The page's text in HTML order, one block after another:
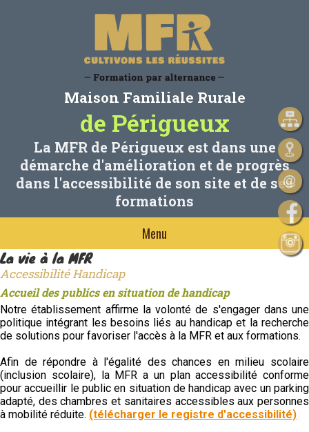
Maison Familiale Rurale
de Périgueux
La MFR de Périgueux est dans une
démarche d'amélioration et de progrès
dans l'accessibilité de son site et de ses
formations
Menu
La vie à la MFR
Accessibilité Handicap
Accueil des publics en situation de handicap
Notre établissement affirme la volonté de s'engager dans une
politique intégrant les besoins liés au handicap et la recherche
de solutions pour favoriser l'accès à la MFR et aux formations.
Afin de répondre à l'égalité des chances en milieu scolaire
(inclusion scolaire), la MFR a un plan accessibilité conforme
pour accueillir le public en situation de handicap avec un parking
adapté, des chambres et sanitaires accessibles aux personnes
à mobilité réduite. (télécharger le registre d'accessibilité)